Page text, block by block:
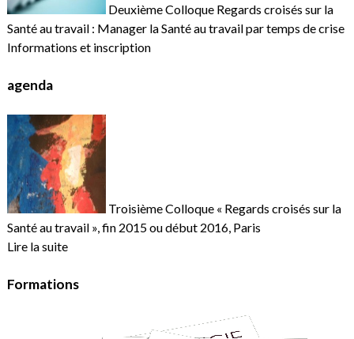
Deuxième Colloque Regards croisés sur la
Santé au travail : Manager la Santé au travail par temps de crise
Informations et inscription
agenda
Troisième Colloque « Regards croisés sur la
Santé au travail », fin 2015 ou début 2016, Paris
Lire la suite
Formations